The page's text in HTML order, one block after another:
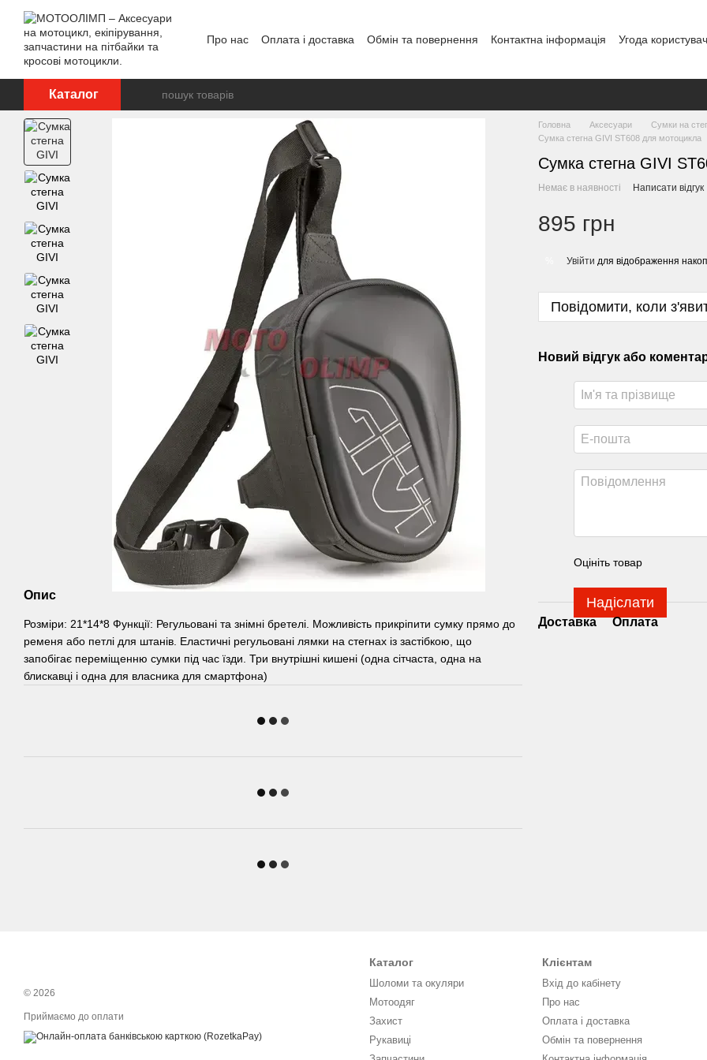
Перейти до основного контенту
Про нас Оплата і доставка Обмін та повернення Контактна інформація
Угода
Каталог
Опис
Розміри: 21*14*8 Функції: Регульовані та знімні бретелі. Можливість прикріпити сумку прямо до
ременя або петлі для штанів. Еластичні регульовані лямки на стегнах із застібкою, що
запобігає переміщенню сумки під час їзди. Три внутрішні кишені (одна сітчаста, одна на
блискавці і одна для власника для смартфона)
Головна Аксесуари Сумки на
Сумка стегна GIVI ST608 для мотоцикла
Сумка стегна GIVI
Немає в наявності Написати відгук
895 грн
Увійти для відображення
Повідомити, коли
Новий відгук або
Оцініть товар
Надіслати
Доставка Оплата
© 2026
Приймаємо до оплати
Каталог
Шоломи та окуляри
Мотоодяг
Захист
Рукавиці
Клієнтам
Вхід до кабінету
Про нас
Оплата і доставка
Обмін та повернення